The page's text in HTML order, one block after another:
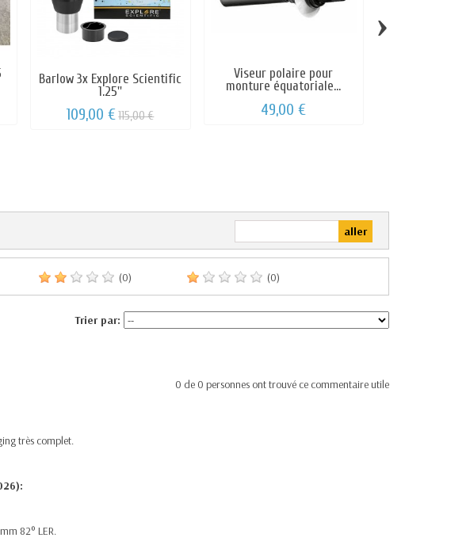
Barlow 3x Explore Scientific
1.25''
109,00 €115,00 €
Viseur polaire pour
monture équatoriale...
49,00 €
›
(0) (0)
Trier par:
0 de 0 personnes ont trouvé ce commentaire utile
très complet.
82° LER.